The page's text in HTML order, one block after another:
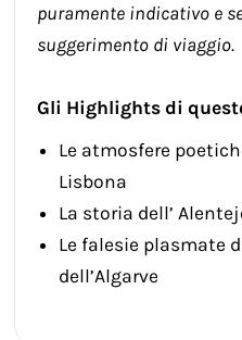
puramente indicativo e
suggerimento di viaggio.
Gli Highlights di
Le atmosfere
Lisbona
La storia dell’
Le falesie plasmate
dell’Algarve